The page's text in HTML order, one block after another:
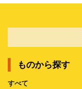
ものから探す
すべて